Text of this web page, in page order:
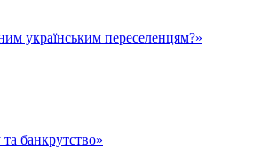
українським переселенцям?»
банкрутство»